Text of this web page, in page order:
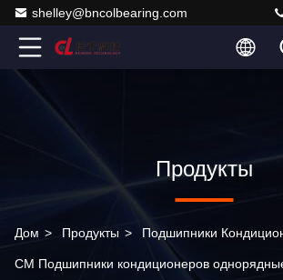
shelley@bncolbearing.com
Продукты
Дом > Продукты > Подшипники
CM Подшипники кондиционеров